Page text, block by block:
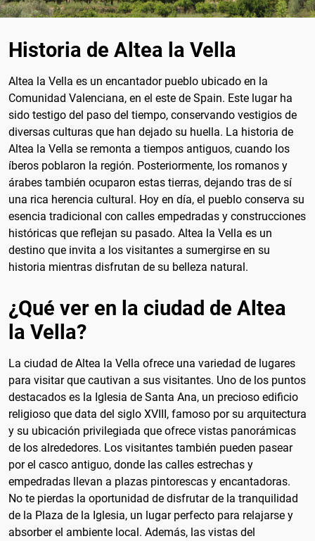
Historia de Altea la Vella
Altea la Vella es un encantador pueblo ubicado en la
Comunidad Valenciana, en el este de Spain. Este lugar ha
sido testigo del paso del tiempo, conservando vestigios de
diversas culturas que han dejado su huella. La historia de
Altea la Vella se remonta a tiempos antiguos, cuando los
íberos poblaron la región. Posteriormente, los romanos y
árabes también ocuparon estas tierras, dejando tras de sí
una rica herencia cultural. Hoy en día, el pueblo conserva su
esencia tradicional con calles empedradas y construcciones
históricas que reflejan su pasado. Altea la Vella es un
destino que invita a los visitantes a sumergirse en su
historia mientras disfrutan de su belleza natural.
¿Qué ver en la ciudad de Altea
la Vella?
La ciudad de Altea la Vella ofrece una variedad de lugares
para visitar que cautivan a sus visitantes. Uno de los puntos
destacados es la Iglesia de Santa Ana, un precioso edificio
religioso que data del siglo XVIII, famoso por su arquitectura
y su ubicación privilegiada que ofrece vistas panorámicas
de los alrededores. Los visitantes también pueden pasear
por el casco antiguo, donde las calles estrechas y
empedradas llevan a plazas pintorescas y encantadoras.
No te pierdas la oportunidad de disfrutar de la tranquilidad
de la Plaza de la Iglesia, un lugar perfecto para relajarse y
absorber el ambiente local. Además, las vistas del